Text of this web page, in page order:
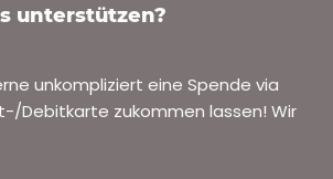
unterstützen?
unkompliziert eine Spende via
Debitkarte zukommen lassen! Wir